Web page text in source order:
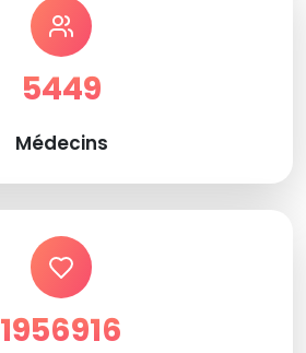
5449
Médecins
1956916